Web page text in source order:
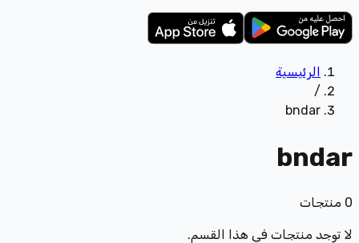
الرئيسية
/
bndar
bndar
0 منتجات
لا توجد منتجات في هذا القسم.